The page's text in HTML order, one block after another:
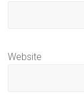
Website